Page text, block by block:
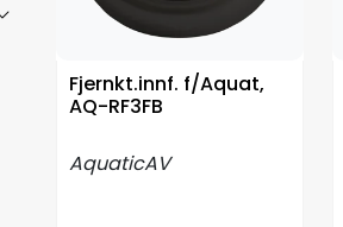
Fjernkt.innf. f/Aquat,
AQ-RF3FB
AquaticAV